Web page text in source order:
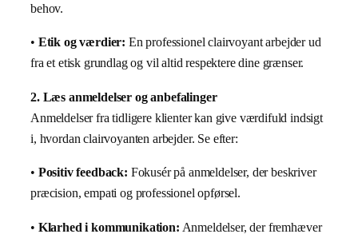
behov.
• Etik og værdier: En professionel clairvoyant arbejder ud
fra et etisk grundlag og vil altid respektere dine grænser.
2. Læs anmeldelser og anbefalinger
Anmeldelser fra tidligere klienter kan give værdifuld indsigt
i, hvordan clairvoyanten arbejder. Se efter:
• Positiv feedback: Fokusér på anmeldelser, der beskriver
præcision, empati og professionel opførsel.
• Klarhed i kommunikation: Anmeldelser, der fremhæver